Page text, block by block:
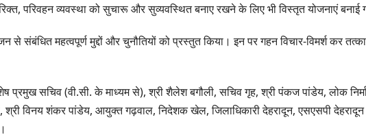
परिवहन व्यवस्था को सुचारू और सुव्यवस्थित बनाए रखने के लिए भी विस्तृत योजनाएं बनाई
संबंधित महत्वपूर्ण मुद्दों और चुनौतियों को प्रस्तुत किया। इन पर गहन विचार-विमर्श कर
प्रमुख सचिव (वी.सी. के माध्यम से), श्री शैलेश बगौली, सचिव गृह, श्री पंकज पांडेय, लोक
श्री विनय शंकर पांडेय, आयुक्त गढ़वाल, निदेशक खेल, जिलाधिकारी देहरादून, एसएसपी देहरादून
उत्तराखण्ड
से जुड़ी 12 किमी
ग्रीनफील्ड बाईपास का
डीएम ने किया निरीक्षण…
AUGUST 6, 2026
उत्तराखण्ड
डीएम ने किया
बोले—कोई
सूची से न
AUGUST 6,